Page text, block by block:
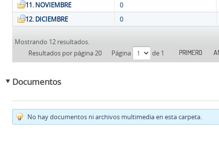
11. NOVIEMBRE
0
12. DICIEMBRE
0
Mostrando 12 resultados.
Resultados por página 20
Página de 1 PRIMERO
Documentos
No hay documentos ni archivos multimedia en esta carpeta.